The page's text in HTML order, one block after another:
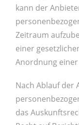
kann der
Zeitraum
einer
Anordnung
Nach Ablauf der
das